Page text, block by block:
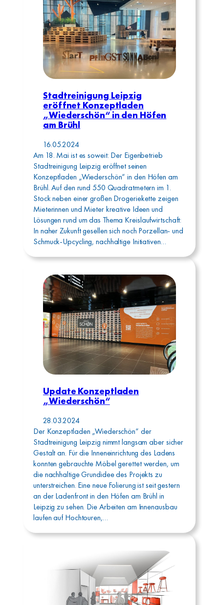
Stadtreinigung Leipzig
eröffnet Konzeptladen
„Wiederschön“ in den Höfen
am Brühl
16.05.2024
Am 18. Mai ist es soweit: Der Eigenbetrieb
Stadtreinigung Leipzig eröffnet seinen
Konzeptladen „Wiederschön“ in den Höfen am
Brühl. Auf den rund 550 Quadratmetern im 1.
Stock neben einer großen Drogeriekette zeigen
Mieterinnen und Mieter kreative Ideen und
Lösungen rund um das Thema Kreislaufwirtschaft:
In naher Zukunft gesellen sich noch Porzellan- und
Schmuck-Upcycling, nachhaltige Initiativen…
Update Konzeptladen
„Wiederschön“
28.03.2024
Der Konzeptladen „Wiederschön“ der
Stadtreinigung Leipzig nimmt langsam aber sicher
Gestalt an. Für die Inneneinrichtung des Ladens
konnten gebrauchte Möbel gerettet werden, um
die nachhaltige Grundidee des Projekts zu
unterstreichen. Eine neue Folierung ist seit gestern
an der Ladenfront in den Höfen am Brühl in
Leipzig zu sehen. Die Arbeiten am Innenausbau
laufen auf Hochtouren,…